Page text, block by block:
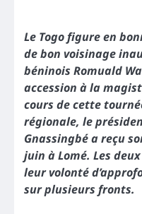
Le Togo figure en
de bon voisinage
béninois Romuald
accession à la
cours de cette
régionale, le
Gnassingbé a reçu
juin à Lomé. Les
leur volonté
sur plusieurs fronts.